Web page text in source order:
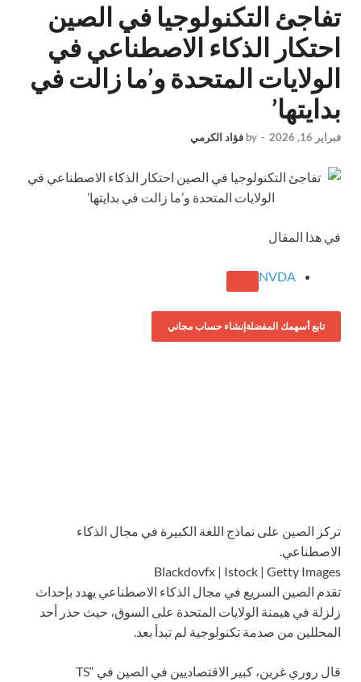
تفاجئ التكنولوجيا في الصين
احتكار الذكاء الاصطناعي في
الولايات المتحدة و’ما زالت في
بدايتها’
فبراير 16, 2026 -
by فؤاد الكرمي
في هذا المقال
NVDA
تابع أسهمك المفضلةإنشاء حساب مجاني
تركز الصين على نماذج اللغة الكبيرة في مجال الذكاء
الاصطناعي.
Blackdovfx | Istock | Getty Images
تقدم الصين السريع في مجال الذكاء الاصطناعي يهدد بإحداث
زلزلة في هيمنة الولايات المتحدة على السوق، حيث حذر أحد
المحللين من صدمة تكنولوجية لم تبدأ بعد.
قال روري غرين، كبير الاقتصاديين في الصين في “TS